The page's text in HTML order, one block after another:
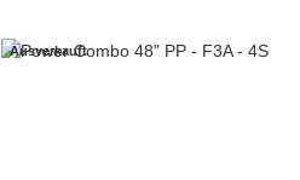
Ausverkauft